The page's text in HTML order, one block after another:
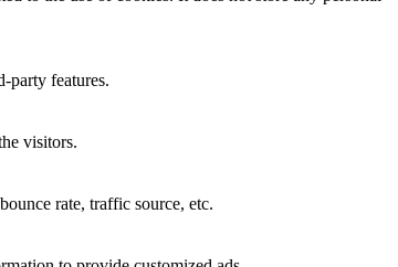
party features.
visitors.
rate, traffic source, etc.